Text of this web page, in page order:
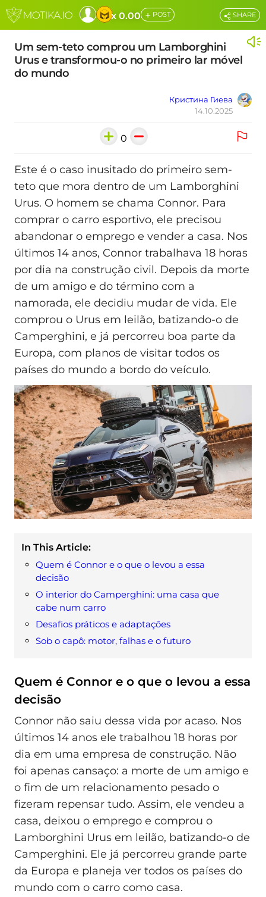
x 0.00 + POST
Um sem-teto comprou um Lamborghini
Urus e transformou-o no primeiro lar móvel
do mundo
Кристина Гиева
14.10.2025
SHARE
0
Este é o caso inusitado do primeiro sem-
teto que mora dentro de um Lamborghini
Urus. O homem se chama Connor. Para
comprar o carro esportivo, ele precisou
abandonar o emprego e vender a casa. Nos
últimos 14 anos, Connor trabalhava 18 horas
por dia na construção civil. Depois da morte
de um amigo e do término com a
namorada, ele decidiu mudar de vida. Ele
comprou o Urus em leilão, batizando-o de
Camperghini, e já percorreu boa parte da
Europa, com planos de visitar todos os
países do mundo a bordo do veículo.
In This Article:
Quem é Connor e o que o levou a essa
decisão
O interior do Camperghini: uma casa que
cabe num carro
Desafios práticos e adaptações
Sob o capô: motor, falhas e o futuro
Quem é Connor e o que o levou a essa
decisão
Connor não saiu dessa vida por acaso. Nos
últimos 14 anos ele trabalhou 18 horas por
dia em uma empresa de construção. Não
foi apenas cansaço: a morte de um amigo e
o fim de um relacionamento pesado o
fizeram repensar tudo. Assim, ele vendeu a
casa, deixou o emprego e comprou o
Lamborghini Urus em leilão, batizando-o de
Camperghini. Ele já percorreu grande parte
da Europa e planeja ver todos os países do
mundo com o carro como casa.